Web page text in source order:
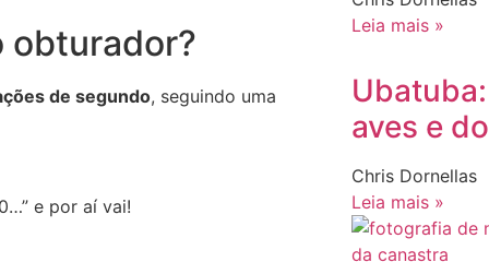
obturador?
de segundo, seguindo uma
e por aí vai!
Leia mais »
aves e
Chris Dornellas
Leia mais »